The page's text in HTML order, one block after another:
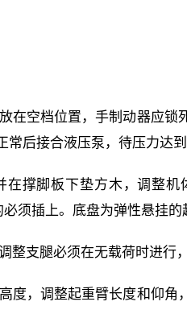
在空档位置，手制动器应锁
常后接合液压泵，待压力达
在撑脚板下垫方木，调整
须插上。底盘为弹性悬挂的
整支腿必须在无载荷时进行
度，调整起重臂长度和仰角